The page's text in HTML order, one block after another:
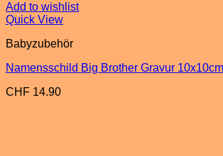
Add to wishlist
Quick View
Babyzubehör
Namensschild Big Brother Gravur 10x10cm
CHF 14.90